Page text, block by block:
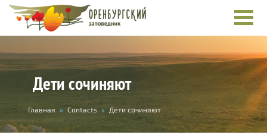
Дети сочиняют
You
are
Главная » Contacts » Дети сочиняют